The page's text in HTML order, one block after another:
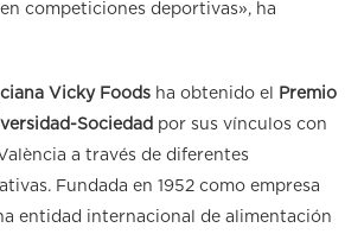
competiciones deportivas», ha
Vicky Foods ha obtenido el
Premio
Sociedad por sus vínculos con
a través de diferentes
Fundada en 1952 como empresa
entidad internacional de alimentación